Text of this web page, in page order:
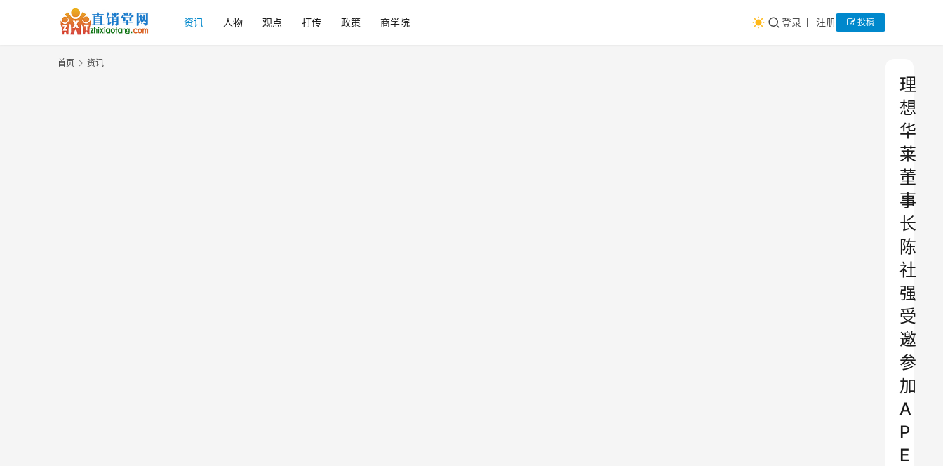
资讯 人物 观点 打传 政策 商学院 登录 注册 投稿
首页 资讯
理
想
华
莱
董
事
长
陈
社
强
受
邀
参
加
A
P
E